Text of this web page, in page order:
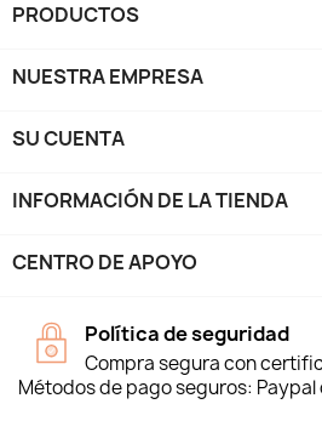
PRODUCTOS
NUESTRA EMPRESA
SU CUENTA
INFORMACIÓN DE LA TIENDA
CENTRO DE APOYO
Política de seguridad
Compra segura con
Métodos de pago seguros: Paypal